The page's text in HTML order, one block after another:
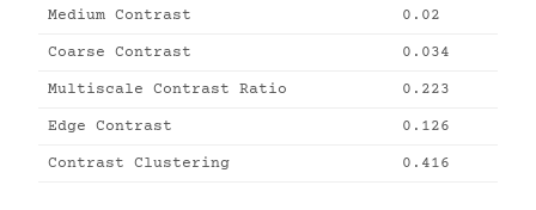
Medium Contrast 0.02
Coarse Contrast 0.034
Multiscale Contrast Ratio 0.223
Edge Contrast 0.126
Contrast Clustering 0.416